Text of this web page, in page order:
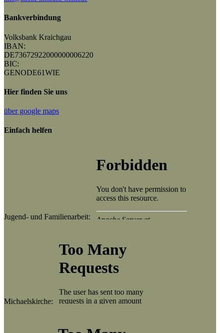
Bankverbindung
Volksbank Kraichgau
IBAN:
DE73672922000000006220
BIC:
GENODE61WIE
Hier finden Sie uns
über google maps
Einfach helfen
Jugend- und Familienarbeit:
Michaelskirche: